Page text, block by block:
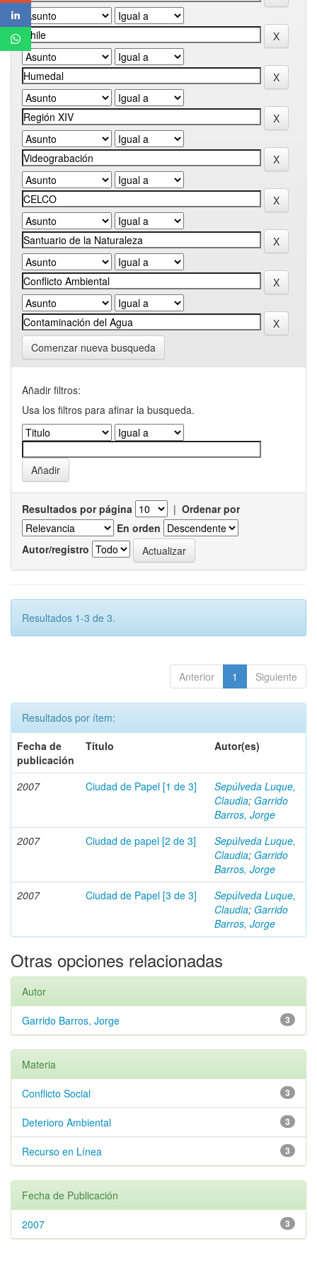
Comenzar nueva busqueda
Añadir filtros:
Usa los filtros para afinar la busqueda.
Resultados por página | Ordenar por
En orden
Autor/registro
Resultados 1-3 de 3.
Anterior 1 Siguiente
Resultados por ítem:
Fecha de
publicación
Título Autor(es)
2007 Ciudad de Papel [1 de 3]
Sepúlveda Luque,
Claudia; Garrido
Barros, Jorge
2007
Ciudad de papel [2 de 3]
Sepúlveda Luque,
Claudia; Garrido
Barros, Jorge
2007
Ciudad de Papel [3 de 3]
Sepúlveda Luque,
Claudia; Garrido
Barros, Jorge
Otras opciones relacionadas
Autor
3
Garrido Barros, Jorge
Materia
3
Conflicto Social
3
Deterioro Ambiental
3
Recurso en Línea
Fecha de Publicación
3
2007